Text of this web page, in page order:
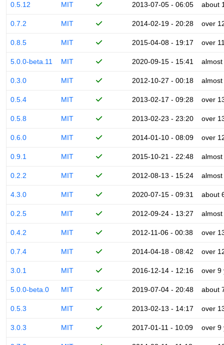
0.5.12 MIT 2013-07-05 - 06:05 about
0.7.2 MIT 2014-02-19 - 20:28 over
0.8.5 MIT 2015-04-08 - 19:17 over
5.0.0-beta.11 MIT 2020-09-15 - 15:41
0.3.0 MIT 2012-10-27 - 00:18
0.5.4 MIT 2013-02-17 - 09:28 over
0.5.8 MIT 2013-02-23 - 23:20 over
0.6.0 MIT 2014-01-10 - 08:09 over
0.9.1 MIT 2015-10-21 - 22:48 almost
0.2.2 MIT 2012-08-13 - 15:24
4.3.0 MIT 2020-07-15 - 09:31 about
0.2.5 MIT 2012-09-24 - 13:27
0.4.2 MIT 2012-11-06 - 00:38 over
0.7.4 MIT 2014-04-18 - 08:42 over
3.0.1 MIT 2016-12-14 - 12:16 over 9
5.0.0-beta.0 MIT 2019-07-04 - 20:48 about
0.5.3 MIT 2013-02-13 - 14:17 over
3.0.3 MIT 2017-01-11 - 10:09 over 9